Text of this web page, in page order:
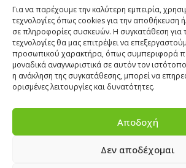
Για να παρέχουμε την καλύτερη εμπειρία,
τεχνολογίες όπως cookies για την αποθήκευση
σε πληροφορίες συσκευών. Η συγκατάθεση για
τεχνολογίες θα μας επιτρέψει να
προσωπικού χαρακτήρα, όπως συμπεριφορά
μοναδικά αναγνωριστικά σε αυτόν τον
η ανάκληση της συγκατάθεσης, μπορεί να
ορισμένες λειτουργίες και δυνατότητες.
Αποδοχή
Δεν αποδέχομαι
paros@cleanit.gr
Υποκατάστημα Σαντορίνης
Έξω Γωνία, Σαντορίνη847 00
22860 22322